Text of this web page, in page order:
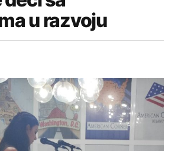
u razvoju